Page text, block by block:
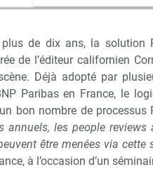
de dix ans, la solution
de l’éditeur californien
Déjà adopté par
Paribas en France, le
bon nombre de
annuels, les people
être menées via cette
à l’occasion d’un